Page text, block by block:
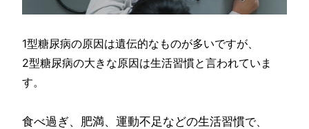
1型糖尿病の原因は遺伝的なものが多いですが、
2型糖尿病の大きな原因は生活習慣と言われていま
す。
食べ過ぎ、肥満、運動不足などの生活習慣で、